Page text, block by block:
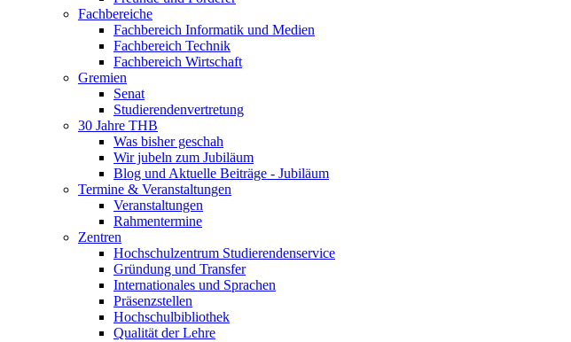
Fachbereiche
Fachbereich Informatik und Medien
Fachbereich Technik
Fachbereich Wirtschaft
Gremien
Senat
Studierendenvertretung
30 Jahre THB
Was bisher geschah
Wir jubeln zum Jubiläum
Blog und Aktuelle Beiträge - Jubiläum
Termine & Veranstaltungen
Veranstaltungen
Rahmentermine
Zentren
Hochschulzentrum Studierendenservice
Gründung und Transfer
Internationales und Sprachen
Präsenzstellen
Hochschulbibliothek
Qualität der Lehre